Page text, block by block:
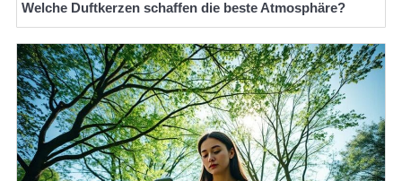
Welche Duftkerzen schaffen die beste Atmosphäre?